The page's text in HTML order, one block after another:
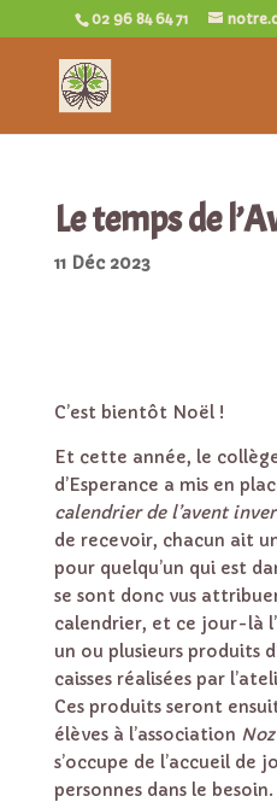
02 96 84 64 71
Le temps de
11 Déc 2023
C’est bientôt Noël !
Et cette année, le
d’Esperance a mis en
calendrier de l’avent
de recevoir, chacun ait
pour quelqu’un qui est
se sont donc vus
calendrier, et ce jour-là
un ou plusieurs produits
caisses réalisées par
Ces produits seront
élèves à l’association
s’occupe de l’accueil de
personnes dans le besoin.